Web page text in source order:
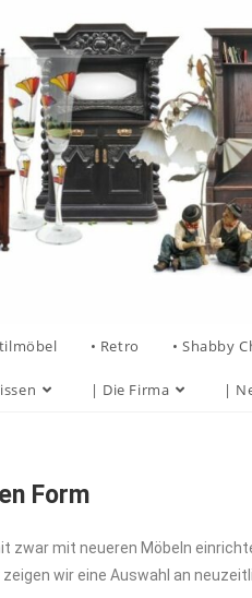
• Retro • Shabby
| Die Firma |
Form
zwar mit neueren Möbeln
wir eine Auswahl an